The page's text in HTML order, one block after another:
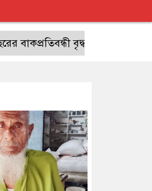
বৃদ্ধ নিখোঁজ,সন্ধান চেয়ে